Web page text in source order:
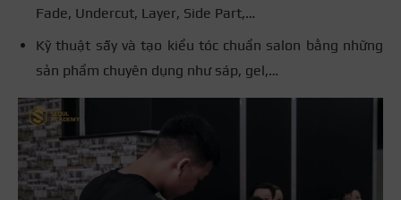
Fade, Undercut, Layer, Side Part,…
Kỹ thuật sấy và tạo kiểu tóc chuẩn salon bằng những
sản phẩm chuyên dụng như sáp, gel,…